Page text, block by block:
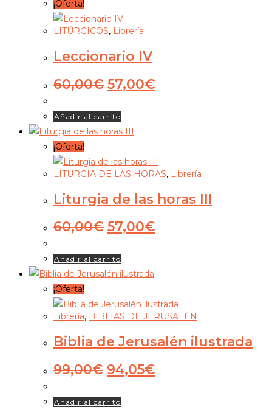
¡Oferta!
LITÚRGICOS, Librería
Leccionario IV
60,00€ El
precio
original
era:
60,00€.
57,00€
precio
Añadir al carrito
¡Oferta!
LITURGIA DE LAS HORAS, Librería
Liturgia de las horas III
60,00€ El
original
era:
60,00€.
57,00€
Añadir al carrito
¡Oferta!
Librería, BIBLIAS DE JERUSALÉN
Biblia de Jerusalén ilustrada
99,00€ El
precio
original
era:
94,05€
precio
Añadir al carrito